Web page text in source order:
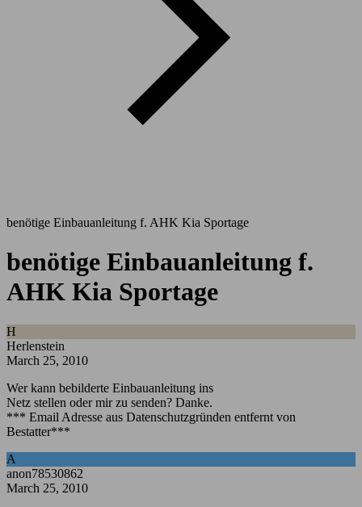
benötige Einbauanleitung f. AHK Kia Sportage
benötige Einbauanleitung f.
AHK Kia Sportage
H
Herlenstein
March 25, 2010
Wer kann bebilderte Einbauanleitung ins
Netz stellen oder mir zu senden? Danke.
*** Email Adresse aus Datenschutzgründen entfernt von
Bestatter***
A
anon78530862
March 25, 2010